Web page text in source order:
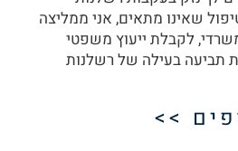
שאינו מתאים, אני ממליצה
לקבלת ייעוץ משפטי
תביעה בעילה של רשלנות
>>